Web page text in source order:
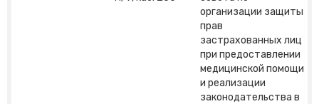
организации защиты
прав
застрахованных лиц
при предоставлении
медицинской помощи
и реализации
законодательства в